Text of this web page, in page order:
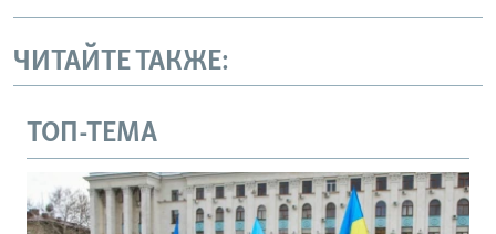
ЧИТАЙТЕ ТАКЖЕ:
ТОП-ТЕМА